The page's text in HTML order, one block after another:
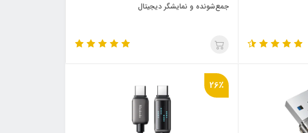
جمع‌شونده و نمایشگر دیجیتال
26٪